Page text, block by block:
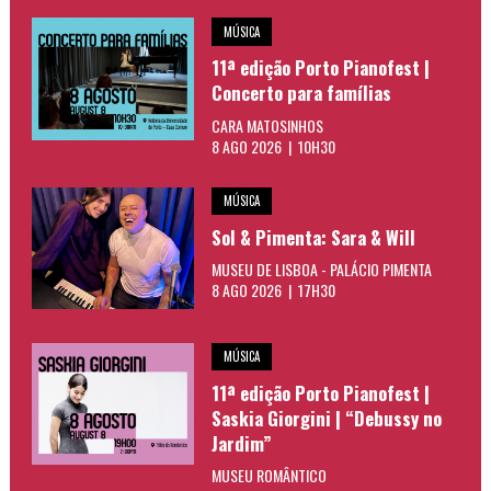
MÚSICA
11ª edição Porto Pianofest |
Concerto para famílias
CARA MATOSINHOS
8 AGO 2026 | 10H30
MÚSICA
Sol & Pimenta: Sara & Will
MUSEU DE LISBOA - PALÁCIO PIMENTA
8 AGO 2026 | 17H30
MÚSICA
11ª edição Porto Pianofest |
Saskia Giorgini | “Debussy no
Jardim”
MUSEU ROMÂNTICO